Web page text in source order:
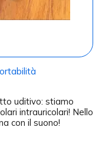
uditivo: stiamo
intrauricolari! Nello
con il suono!